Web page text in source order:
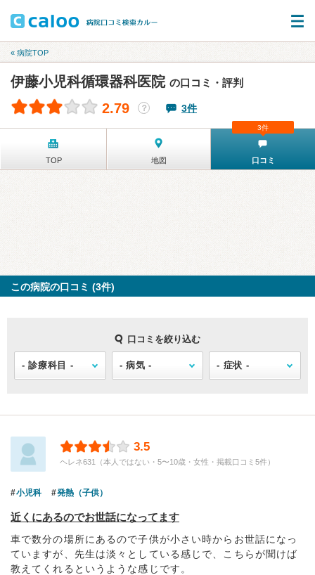
« 病院TOP
伊藤小児科循環器科医院 の口コミ・評判
2.79 ？ 3件
TOP 地図 口コミ
3件
この病院の口コミ (3件)
口コミを絞り込む
3.5
ヘレネ631（本人ではない・5〜10歳・女性・掲載口コミ5件）
小児科 発熱（子供）
近くにあるのでお世話になってます
車で数分の場所にあるので子供が小さい時からお世話になっ
ていますが、先生は淡々としている感じで、こちらが聞けば
教えてくれるというような感じです。